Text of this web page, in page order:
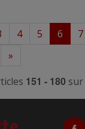
4 5 6 7
»
151 - 180 sur